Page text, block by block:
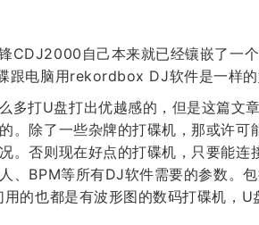
CDJ2000自己本来就已经镶嵌了一
跟电脑用rekordbox DJ软件是一样的
多打U盘打出优越感的，但是这篇文
。除了一些杂牌的打碟机，那或许可
。否则现在好点的打碟机，只要能连
、BPM等所有DJ软件需要的参数。
用的也都是有波形图的数码打碟机，